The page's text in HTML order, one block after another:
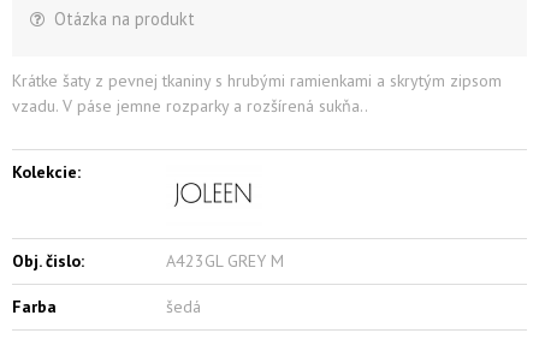
Otázka na produkt
Krátke šaty z pevnej tkaniny s hrubými ramienkami a skrytým zipsom
vzadu. V páse jemne rozparky a rozšírená sukňa..
Kolekcie:
Obj. čislo: A423GL GREY M
Farba šedá